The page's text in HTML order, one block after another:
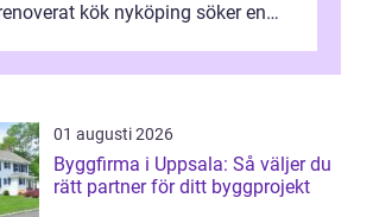
kök nyköping söker en
01 augusti 2026
Byggfirma i Uppsala: Så väljer du
rätt partner för ditt byggprojekt